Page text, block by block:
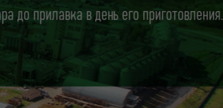
до прилавка в день его приготовления.